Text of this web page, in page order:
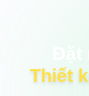
Thiết